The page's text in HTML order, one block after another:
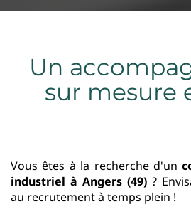
Un
sur mesure
Vous êtes à la recherche d'un
industriel à Angers (49) ?
au recrutement à temps plein !